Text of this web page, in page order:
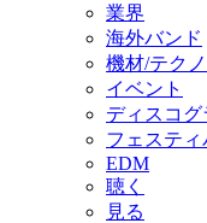
業界
海外バンド
機材/テク
イベント
ディスコグ
フェスティ
EDM
聴く
見る